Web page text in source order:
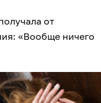
от
«Вообще ничего